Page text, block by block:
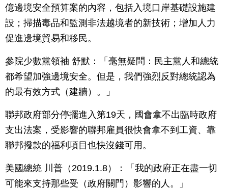
億邊境安全預算案的內容，包括入境口岸基礎設施建
設；掃描毒品和監測非法越境者的新技術；增加人力
促進邊境貿易和移民。
參院少數黨領袖 舒默：「毫無疑問：民主黨人和總統
都希望加強邊境安全。但是，我們強烈反對總統認為
的最有效方式（建牆）。」
聯邦政府部分停擺進入第19天，國會拿不出臨時政府
支出法案，受影響的聯邦雇員很快會拿不到工資、靠
聯邦撥款的福利項目也快沒錢可用。
美國總統 川普（2019.1.8）：「我的政府正在盡一切
可能來支持那些受（政府關門）影響的人。」